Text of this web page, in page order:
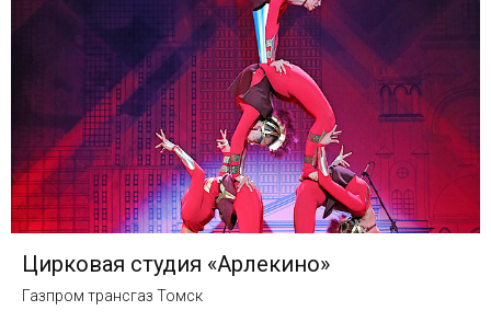
Цирковая студия «Арлекино»
Газпром трансгаз Томск